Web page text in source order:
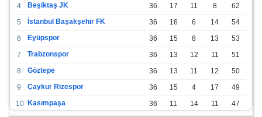
4
Beşiktaş JK 36 17 11 8
62
5
İstanbul Başakşehir FK 36 16 6 14
54
6
Eyüpspor 36 15 8 13
53
7
Trabzonspor 36 13 12 11
51
8
Göztepe 36 13 11 12
50
9
Çaykur Rizespor 36 15 4 17
49
10 Kasımpaşa 36 11 14 11
47